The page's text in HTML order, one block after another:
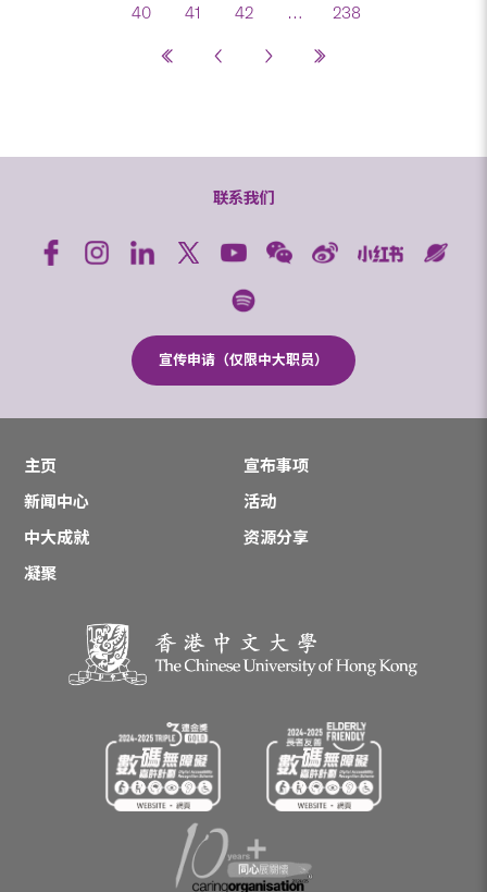
40
41 42 … 238
联系我们
宣传申请（仅限中大职员）
主页
宣布事项
新闻中心
活动
中大成就
资源分享
凝聚